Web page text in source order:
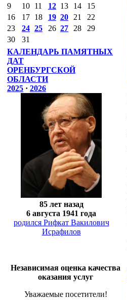
9
10 11 12 13 14
15
16
17 18 19 20 21
22
23
24 25 26 27 28
29
30
31
КАЛЕНДАРЬ ПАМЯТНЫХ
ДАТ
ОРЕНБУРГСКОЙ
ОБЛАСТИ
2025 · 2026
85 лет назад
6 августа 1941 года
родился Рифкат Вакилович
Исрафилов
Независимая оценка качества
оказания услуг
Уважаемые посетители!